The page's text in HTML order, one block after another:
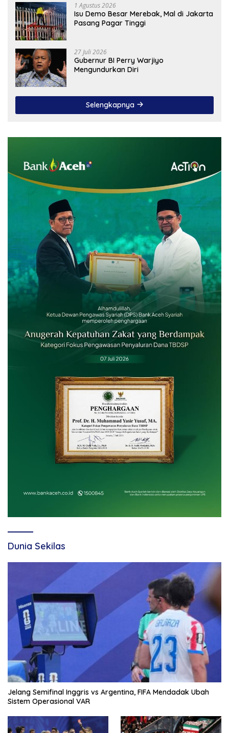
1 Agustus 2026
Isu Demo Besar Merebak, Mal di Jakarta
Pasang Pagar Tinggi
27 Juli 2026
Gubernur BI Perry Warjiyo
Mengundurkan Diri
Selengkapnya
Dunia Sekilas
Jelang Semifinal Inggris vs Argentina, FIFA Mendadak Ubah
Sistem Operasional VAR